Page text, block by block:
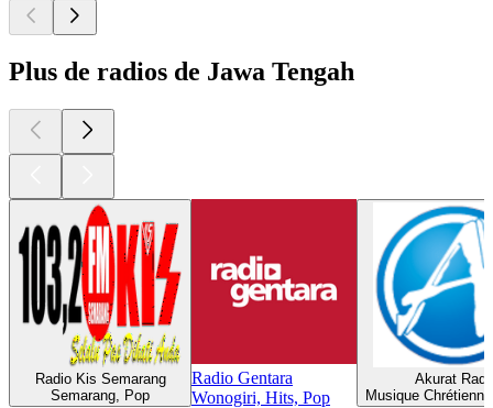
Plus de radios de Jawa Tengah
Radio Kis Semarang
Semarang, Pop
Radio Gentara
Wonogiri, Hits, Pop
Akurat
Musique